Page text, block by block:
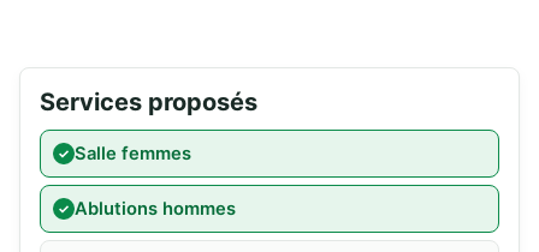
Services proposés
Salle femmes
Ablutions hommes